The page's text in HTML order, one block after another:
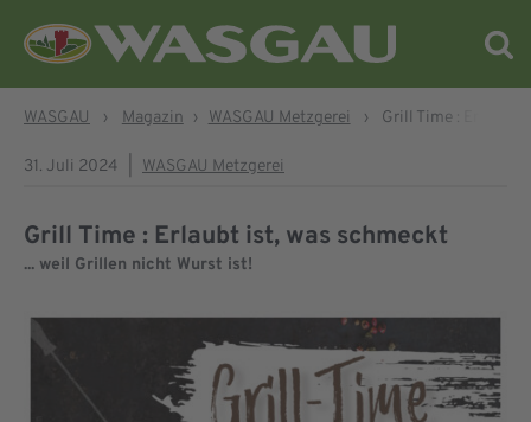
WASGAU › Magazin › WASGAU Metzgerei › Grill Time : Erlaubt
31. Juli 2024 WASGAU Metzgerei
Grill Time : Erlaubt ist, was schmeckt
... weil Grillen nicht Wurst ist!